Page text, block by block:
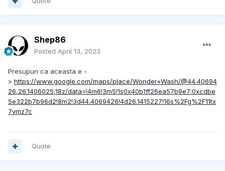
Shep86
Posted April 13, 2023
Presupun ca aceasta e -
> https://www.google.com/maps/place/Wonder+Wash/@44.40694
26,26.1406025,18z/data=!4m6!3m5!1s0x40b1ff26ea57b9e7:0xcdbe
5e322b7b96d2!8m2!3d44.4069426!4d26.1415227!16s%2Fg%2F11tx
7ymz7c
Quote